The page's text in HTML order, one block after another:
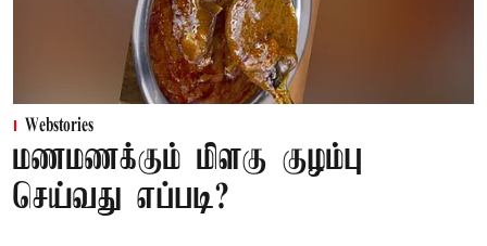
Webstories
மணமணக்கும் மிளகு குழம்பு
செய்வது எப்படி?